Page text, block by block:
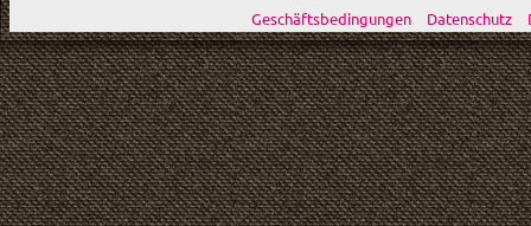
Geschäftsbedingungen Datenschutz